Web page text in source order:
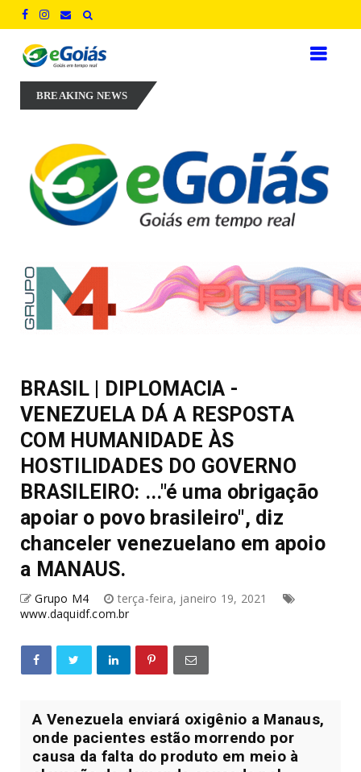
BREAKING NEWS
experiência, inovação e geração de empregos para defender
BRASIL | DIPLOMACIA -
VENEZUELA DÁ A RESPOSTA
COM HUMANIDADE ÀS
HOSTILIDADES DO GOVERNO
BRASILEIRO: ..."é uma obrigação
apoiar o povo brasileiro", diz
chanceler venezuelano em apoio
a MANAUS.
Grupo M4
terça-feira, janeiro 19, 2021
www.daquidf.com.br
A Venezuela enviará oxigênio a Manaus,
onde pacientes estão morrendo por
causa da falta do produto em meio à